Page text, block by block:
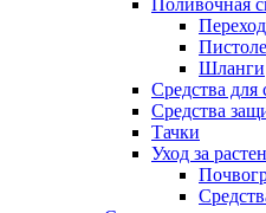
Поливочная
Шланги
Средства
Средства
Тачки
Уход за